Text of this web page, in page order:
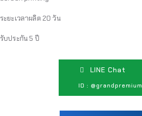
ระยะเวลาผลิต 20 วัน
รับประกัน 5 ปี
LINE Chat
ID : @grandpremium